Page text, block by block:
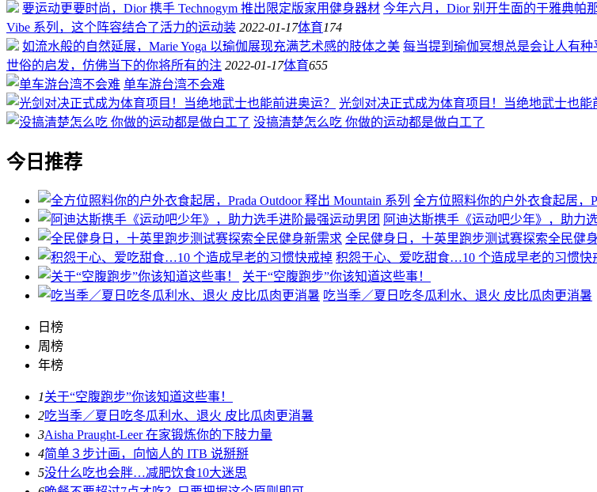
要运动更要时尚，Dior 携手 Technogym 推出限定版家用健身器材 今年六月，Dior 别开生面的于雅典帕
Vibe 系列，这个阵容结合了活力的运动装 2022-01-17体育174
如流水般的自然延展，Marie Yoga 以瑜伽展现充满艺术感的肢体之美 每当提到瑜伽冥想总是会让人有
世俗的启发，仿佛当下的你将所有的注 2022-01-17体育655
单车游台湾不会难
光剑对决正式成为体育项目！当绝地武士也能
没搞清楚怎么吃 你做的运动都是做白工了
今日推荐
全方位照料你的户外衣食起居，
阿迪达斯携手《运动吧少年》，助力
全民健身日，十英里跑步测试赛探索全民健
积怨于心、爱吃甜食…10 个造成早老的习惯快
关于“空腹跑步”你该知道这些事！
吃当季／夏日吃冬瓜利水、退火 皮比瓜肉更消暑
日榜
周榜
年榜
1关于“空腹跑步”你该知道这些事！
2吃当季／夏日吃冬瓜利水、退火 皮比瓜肉更消暑
3Aisha Praught-Leer 在家锻炼你的下肢力量
4简单３步计画，向恼人的 ITB 说掰掰
5没什么吃也会胖…减肥饮食10大迷思